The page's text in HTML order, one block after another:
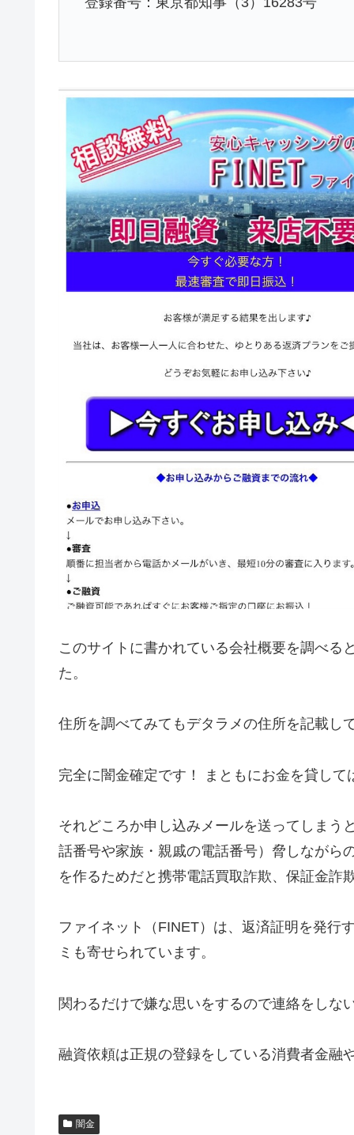
このサイトに書かれている会社概要を調べる
た。
住所を調べてみてもデタラメの住所を記載し
完全に闇金確定です！ まともにお金を貸して
それどころか申し込みメールを送ってしまう
話番号や家族・親戚の電話番号）脅しながら
を作るためだと携帯電話買取詐欺、保証金詐
ファイネット（FINET）は、返済証明を発行
ミも寄せられています。
関わるだけで嫌な思いをするので連絡をしな
融資依頼は正規の登録をしている消費者金融
闇金